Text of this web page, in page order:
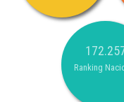
Ranking